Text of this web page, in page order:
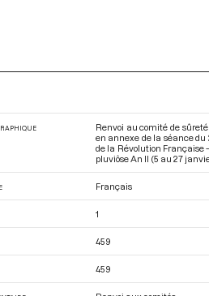
Renvoi au comité de
en annexe de la séance du
de la Révolution Française
pluviôse An II (5 au 27
Français
1
459
459